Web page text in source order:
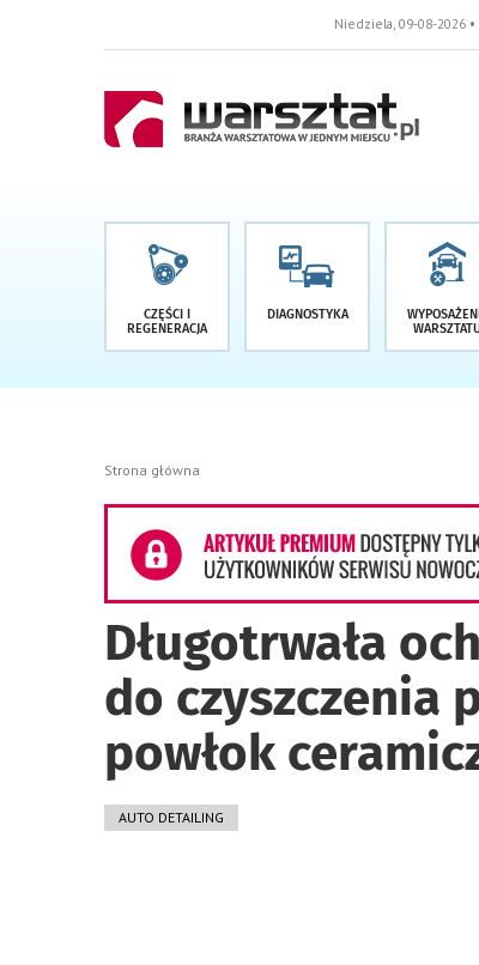
Niedziela, 09-08-2026• DO TARGÓW
CZĘŚCI I
REGENERACJA
DIAGNOSTYKA
Strona główna
Długotrwała
do czyszczenia
powłok
AUTO DETAILING